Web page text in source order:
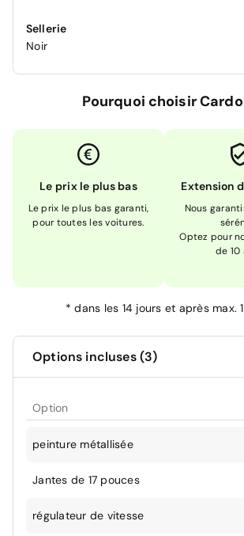
Sellerie
Noir
Pourquoi choisir
Le prix le plus bas
Le prix le plus bas garanti,
pour toutes les voitures.
Extension
Nous
Optez pour
de 10
*dans les 14 jours et après max.
Options incluses (3)
Option
peinture métallisée
Jantes de 17 pouces
régulateur de vitesse